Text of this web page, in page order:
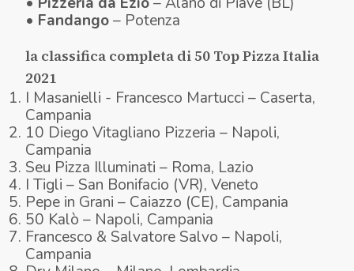
• Fandango– Potenza
la classifica completa di 50 Top Pizza Italia
2021
I Masanielli - Francesco Martucci – Caserta,
Campania
10 Diego Vitagliano Pizzeria – Napoli,
Campania
Seu Pizza Illuminati – Roma, Lazio
I Tigli – San Bonifacio (VR), Veneto
Pepe in Grani – Caiazzo (CE), Campania
50 Kalò – Napoli, Campania
Francesco & Salvatore Salvo – Napoli,
Campania